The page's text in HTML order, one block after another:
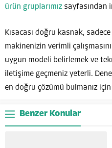
ürün gruplarımız sayfasından
Kısacası doğru kasnak,
makinenizin verimli
uygun modeli belirlemek ve
iletişime geçmeniz yeterli.
en doğru çözümü bulmanız için
Benzer Konular